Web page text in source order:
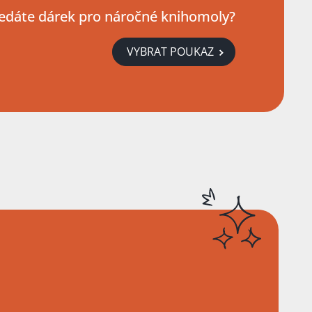
dárek pro náročné knihomoly?
VYBRAT POUKAZ